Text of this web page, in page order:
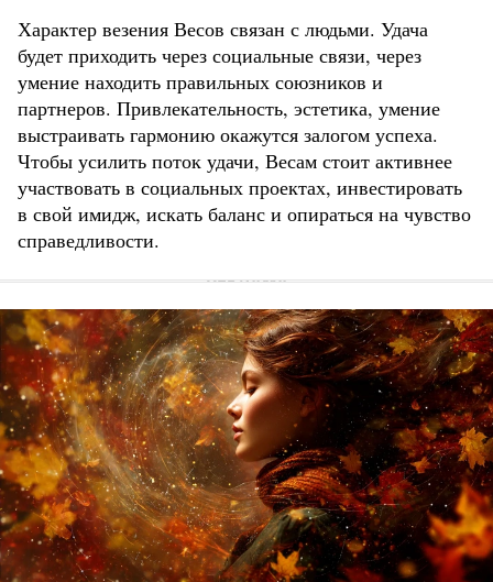
Характер везения Весов связан с людьми. Удача
будет приходить через социальные связи, через
умение находить правильных союзников и
партнеров. Привлекательность, эстетика, умение
выстраивать гармонию окажутся залогом успеха.
Чтобы усилить поток удачи, Весам стоит активнее
участвовать в социальных проектах, инвестировать
в свой имидж, искать баланс и опираться на чувство
справедливости.